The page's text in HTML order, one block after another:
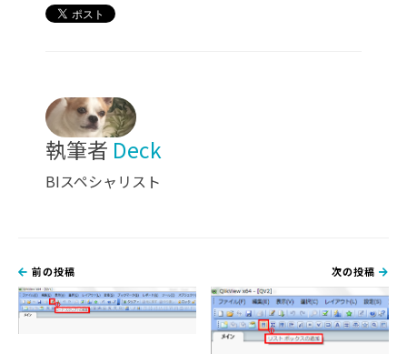
執筆者 Deck
BIスペシャリスト
前の投稿 次の投稿